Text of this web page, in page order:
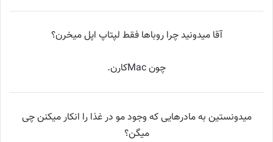
‏آقا میدونید چرا روباها فقط لپتاپ اپل میخرن؟
چون Macکارن.
میدونستین به مادرهایی که وجود مو در غذا را انکار میکنن چی
میگن؟